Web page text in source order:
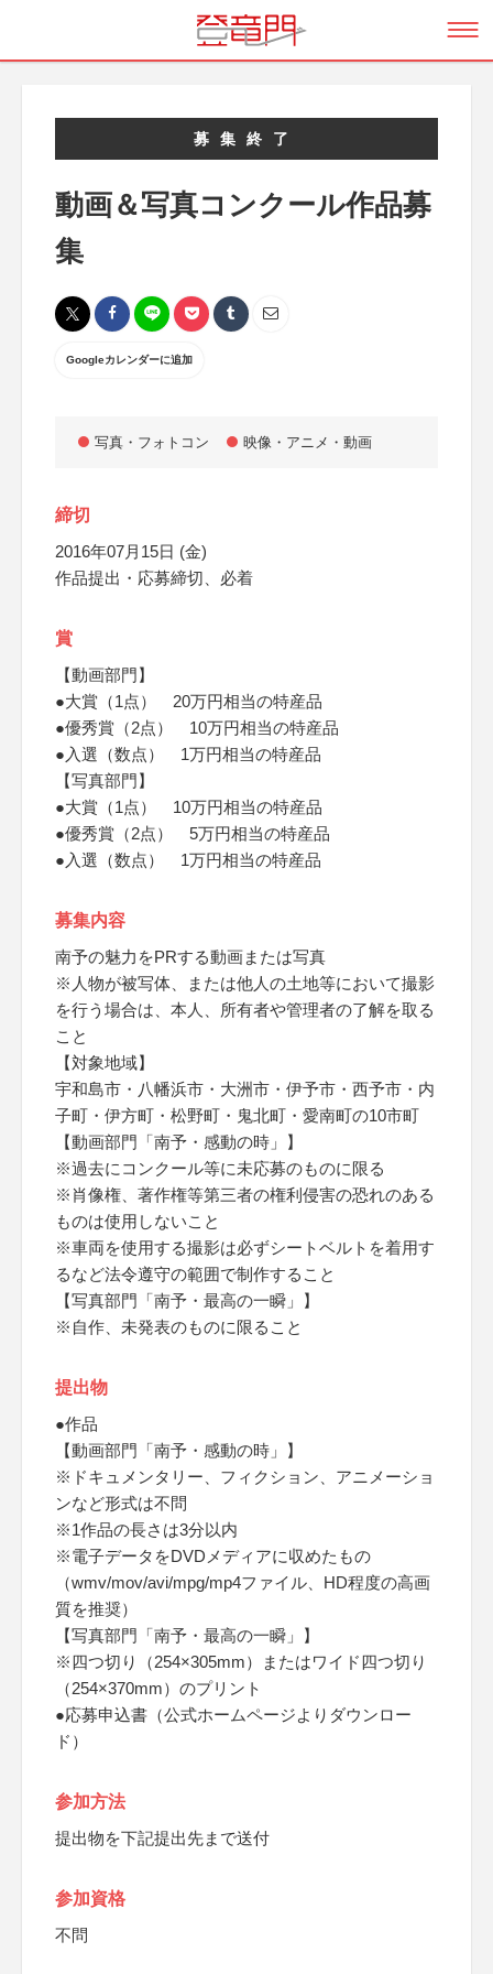
募集終了
動画＆写真コンクール作品募
集
Googleカレンダーに追加
写真・フォトコン 映像・アニメ・動画
締切
2016年07月15日 (金)
作品提出・応募締切、必着
賞
【動画部門】
●大賞（1点） 20万円相当の特産品
●優秀賞（2点） 10万円相当の特産品
●入選（数点） 1万円相当の特産品
【写真部門】
●大賞（1点） 10万円相当の特産品
●優秀賞（2点） 5万円相当の特産品
●入選（数点） 1万円相当の特産品
募集内容
南予の魅力をPRする動画または写真
※人物が被写体、または他人の土地等において撮影
を行う場合は、本人、所有者や管理者の了解を取る
こと
【対象地域】
宇和島市・八幡浜市・大洲市・伊予市・西予市・内
子町・伊方町・松野町・鬼北町・愛南町の10市町
【動画部門「南予・感動の時」】
※過去にコンクール等に未応募のものに限る
※肖像権、著作権等第三者の権利侵害の恐れのある
ものは使用しないこと
※車両を使用する撮影は必ずシートベルトを着用す
るなど法令遵守の範囲で制作すること
【写真部門「南予・最高の一瞬」】
※自作、未発表のものに限ること
提出物
●作品
【動画部門「南予・感動の時」】
※ドキュメンタリー、フィクション、アニメーショ
ンなど形式は不問
※1作品の長さは3分以内
※電子データをDVDメディアに収めたもの
（wmv/mov/avi/mpg/mp4ファイル、HD程度の高画
質を推奨）
【写真部門「南予・最高の一瞬」】
※四つ切り（254×305mm）またはワイド四つ切り
（254×370mm）のプリント
●応募申込書（公式ホームページよりダウンロー
ド）
参加方法
提出物を下記提出先まで送付
参加資格
不問